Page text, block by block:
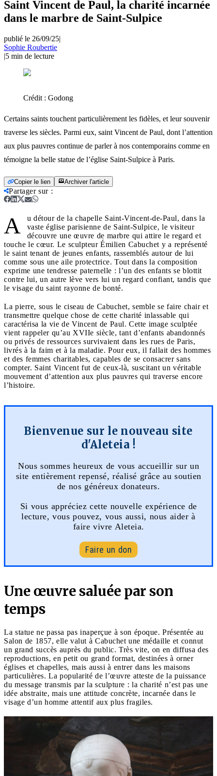
Saint Vincent de Paul, la charité incarnée
dans le marbre de Saint-Sulpice
publié le 26/09/25|
Sophie Roubertie
|5 min de lecture
Crédit : Godong
Certains saints touchent particulièrement les fidèles, et leur souvenir
traverse les siècles. Parmi eux, saint Vincent de Paul, dont l’attention
aux plus pauvres continue de parler à nos contemporains comme en
témoigne la belle statue de l’église Saint-Sulpice à Paris.
Copier le lien Archiver l'article
Partager sur:
A
u détour de la chapelle Saint-Vincent-de-Paul, dans la
vaste église parisienne de Saint-Sulpice, le visiteur
découvre une œuvre de marbre qui attire le regard et
touche le cœur. Le sculpteur Émilien Cabuchet y a représenté
le saint tenant de jeunes enfants, rassemblés autour de lui
comme sous une aile protectrice. Tout dans la composition
exprime une tendresse paternelle : l’un des enfants se blottit
contre lui, un autre lève vers lui un regard confiant, tandis que
le visage du saint rayonne de bonté.
La pierre, sous le ciseau de Cabuchet, semble se faire chair et
transmettre quelque chose de cette charité inlassable qui
caractérisa la vie de Vincent de Paul. Cette image sculptée
vient rappeler qu’au XVIIe siècle, tant d’enfants abandonnés
ou privés de ressources survivaient dans les rues de Paris,
livrés à la faim et à la maladie. Pour eux, il fallait des hommes
et des femmes charitables, capables de se consacrer sans
compter. Saint Vincent fut de ceux-là, suscitant un véritable
mouvement d’attention aux plus pauvres qui traverse encore
l’histoire.
Bienvenue sur le nouveau site
d'Aleteia !
Nous sommes heureux de vous accueillir sur un
site entièrement repensé, réalisé grâce au soutien
de nos généreux donateurs.
Si vous appréciez cette nouvelle expérience de
lecture, vous pouvez, vous aussi, nous aider à
faire vivre Aleteia.
Faire un don
Une œuvre saluée par son
temps
La statue ne passa pas inaperçue à son époque. Présentée au
Salon de 1857, elle valut à Cabuchet une médaille et connut
un grand succès auprès du public. Très vite, on en diffusa des
reproductions, en petit ou grand format, destinées à orner
églises et chapelles, mais aussi à entrer dans les maisons
particulières. La popularité de l’œuvre atteste de la puissance
du message transmis par la sculpture : la charité n’est pas une
idée abstraite, mais une attitude concrète, incarnée dans le
visage d’un homme attentif aux plus fragiles.